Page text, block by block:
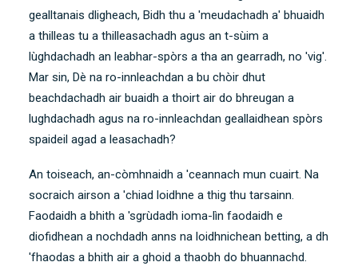
gealltanais dligheach, Bidh thu a 'meudachadh a' bhuaidh
a thilleas tu a thilleasachadh agus an t-sùim a
lùghdachadh an leabhar-spòrs a tha an gearradh, no 'vig'.
Mar sin, Dè na ro-innleachdan a bu chòir dhut
beachdachadh air buaidh a thoirt air do bhreugan a
lughdachadh agus na ro-innleachdan geallaidhean spòrs
spaideil agad a leasachadh?
An toiseach, an-còmhnaidh a 'ceannach mun cuairt. Na
socraich airson a 'chiad loidhne a thig thu tarsainn.
Faodaidh a bhith a 'sgrùdadh ioma-lìn faodaidh e
diofidhean a nochdadh anns na loidhnichean betting, a dh
'fhaodas a bhith air a ghoid a thaobh do bhuannachd.